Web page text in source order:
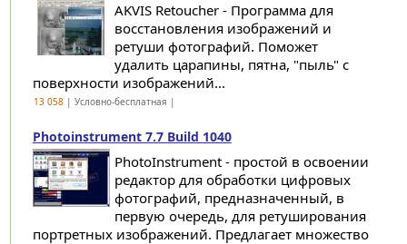
AKVIS Retoucher - Программа для
восстановления изображений и
ретуши фотографий. Поможет
удалить царапины, пятна, "пыль" с
поверхности изображений...
13 058| Условно-бесплатная |
Photoinstrument 7.7 Build 1040
PhotoInstrument - простой в освоении
редактор для обработки цифровых
фотографий, предназначенный, в
первую очередь, для ретуширования
портретных изображений. Предлагает множество